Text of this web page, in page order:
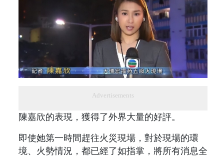
Advertisements
陳嘉欣的表現，獲得了外界大量的好評。
即使她第一時間趕往火災現場，對於現場的環
境、火勢情況，都已經了如指掌，將所有消息全